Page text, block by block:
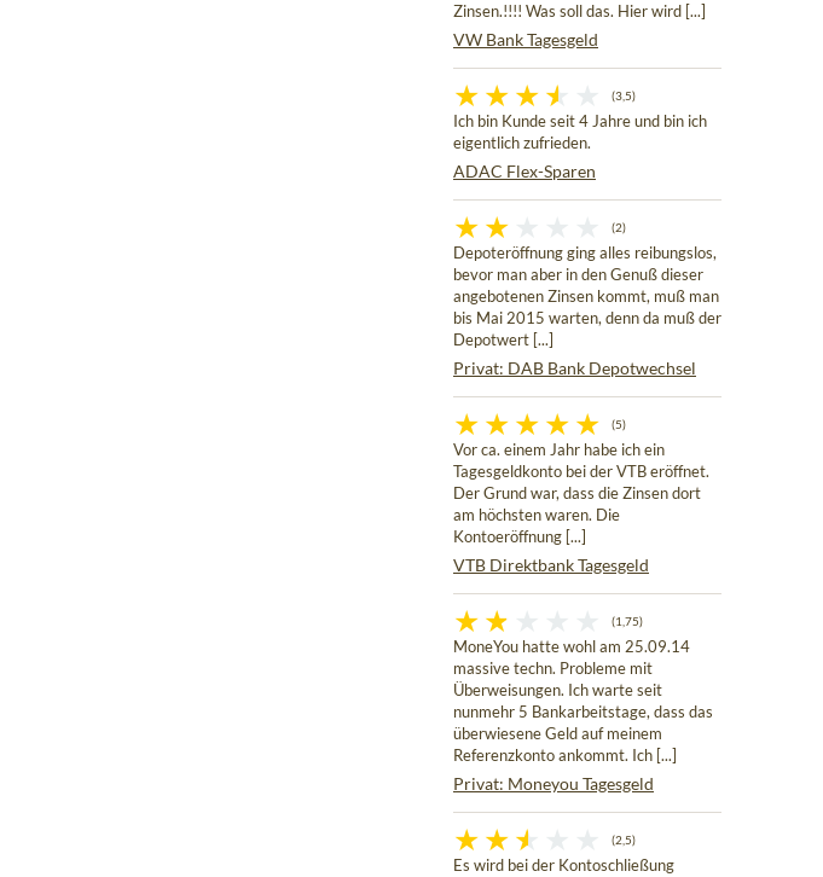
Zinsen.!!!! Was soll das. Hier wird [...]
VW Bank Tagesgeld
(3,5)
Ich bin Kunde seit 4 Jahre und bin ich
eigentlich zufrieden.
ADAC Flex-Sparen
(2)
Depoteröffnung ging alles reibungslos,
bevor man aber in den Genuß dieser
angebotenen Zinsen kommt, muß man
bis Mai 2015 warten, denn da muß der
Depotwert [...]
Privat: DAB Bank Depotwechsel
(5)
Vor ca. einem Jahr habe ich ein
Tagesgeldkonto bei der VTB eröffnet.
Der Grund war, dass die Zinsen dort
am höchsten waren. Die
Kontoeröffnung [...]
VTB Direktbank Tagesgeld
(1,75)
MoneYou hatte wohl am 25.09.14
massive techn. Probleme mit
Überweisungen. Ich warte seit
nunmehr 5 Bankarbeitstage, dass das
überwiesene Geld auf meinem
Referenzkonto ankommt. Ich [...]
Privat: Moneyou Tagesgeld
(2,5)
Es wird bei der Kontoschließung